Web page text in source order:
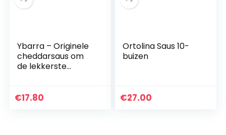
Ybarra – Originele
cheddarsaus om
de lekkerste
– 1 x 300 ml
€17.80
Ortolina Saus 10-
buizen
€27.00